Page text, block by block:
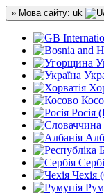
» Мова сайту: uk
Росія
Чехія